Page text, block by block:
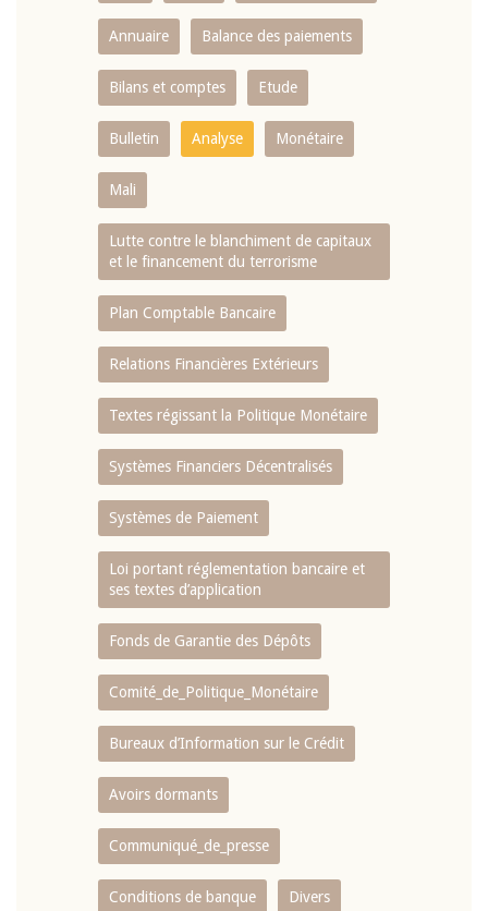
Annuaire Balance des paiements
Bilans et comptes Etude
Bulletin Analyse Monétaire
Mali
Lutte contre le blanchiment de capitaux
et le financement du terrorisme
Plan Comptable Bancaire
Relations Financières Extérieurs
Textes régissant la Politique Monétaire
Systèmes Financiers Décentralisés
Systèmes de Paiement
Loi portant réglementation bancaire et
ses textes d’application
Fonds de Garantie des Dépôts
Comité_de_Politique_Monétaire
Bureaux d’Information sur le Crédit
Avoirs dormants
Communiqué_de_presse
Conditions de banque Divers